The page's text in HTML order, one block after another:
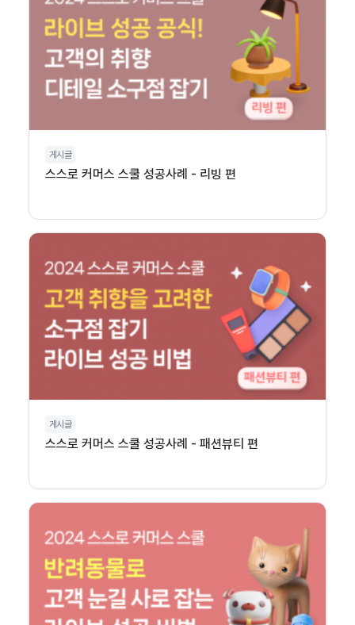
게시글
스스로 커머스 스쿨 성공사례 - 리빙 편
게시글
스스로 커머스 스쿨 성공사례 - 패션뷰티 편